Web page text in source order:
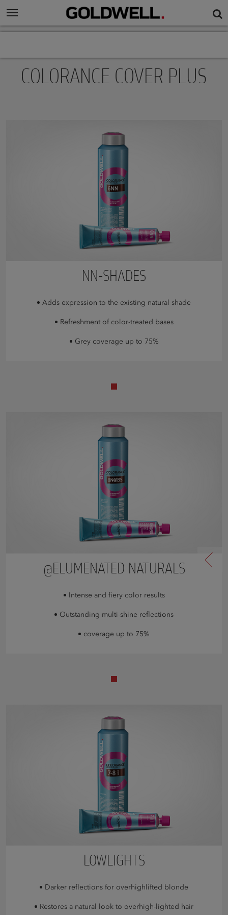
COLORANCE COVER PLUS
NN-SHADES
Adds expression to the existing natural shade
Refreshment of color-treated bases
Grey coverage up to 75%
@ELUMENATED NATURALS
Intense and fiery color results
Outstanding multi-shine reflections
coverage up to 75%
LOWLIGHTS
Darker reflections for overhighlifted blonde
Restores a natural look to overhigh-lighted hair